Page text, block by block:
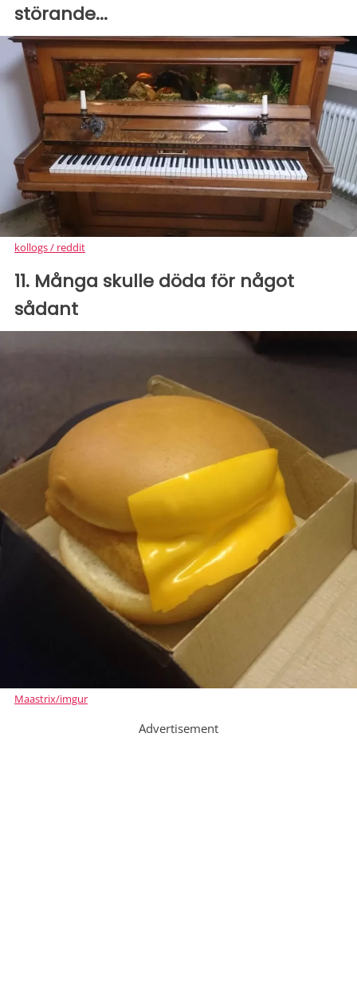
störande...
kollogs / reddit
11. Många skulle döda för något
sådant
Maastrix/imgur
Advertisement